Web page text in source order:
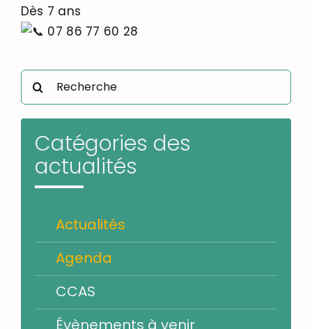
Dès 7 ans
07 86 77 60 28
Rechercher:
Catégories des
actualités
Actualités
Agenda
CCAS
Évènements à venir